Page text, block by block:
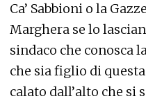
Ca’ Sabbioni o la
Marghera se lo
sindaco che conosca
che sia figlio di
calato dall’alto che si